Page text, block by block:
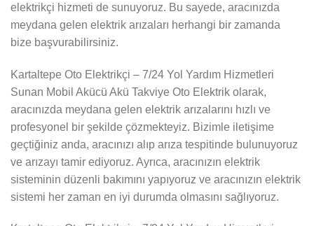
elektrikçi hizmeti de sunuyoruz. Bu sayede, aracınızda
meydana gelen elektrik arızaları herhangi bir zamanda
bize başvurabilirsiniz.
Kartaltepe Oto Elektrikçi – 7/24 Yol Yardım Hizmetleri
Sunan Mobil Akücü Akü Takviye Oto Elektrik olarak,
aracınızda meydana gelen elektrik arızalarını hızlı ve
profesyonel bir şekilde çözmekteyiz. Bizimle iletişime
geçtiğiniz anda, aracınızı alıp arıza tespitinde bulunuyoruz
ve arızayı tamir ediyoruz. Ayrıca, aracınızın elektrik
sisteminin düzenli bakımını yapıyoruz ve aracınızın elektrik
sistemi her zaman en iyi durumda olmasını sağlıyoruz.